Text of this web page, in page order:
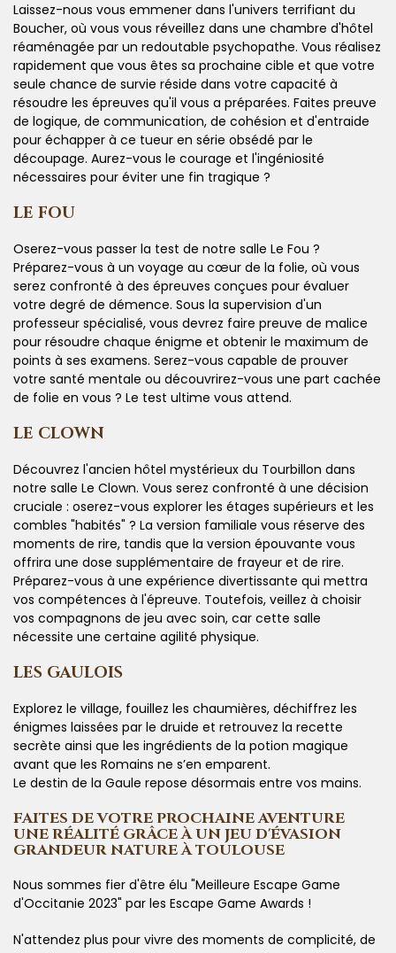
Laissez-nous vous emmener dans l'univers terrifiant du
Boucher, où vous vous réveillez dans une chambre d'hôtel
réaménagée par un redoutable psychopathe. Vous réalisez
rapidement que vous êtes sa prochaine cible et que votre
seule chance de survie réside dans votre capacité à
résoudre les épreuves qu'il vous a préparées. Faites preuve
de logique, de communication, de cohésion et d'entraide
pour échapper à ce tueur en série obsédé par le
découpage. Aurez-vous le courage et l'ingéniosité
nécessaires pour éviter une fin tragique ?
LE FOU
Oserez-vous passer la test de notre salle Le Fou ?
Préparez-vous à un voyage au cœur de la folie, où vous
serez confronté à des épreuves conçues pour évaluer
votre degré de démence. Sous la supervision d'un
professeur spécialisé, vous devrez faire preuve de malice
pour résoudre chaque énigme et obtenir le maximum de
points à ses examens. Serez-vous capable de prouver
votre santé mentale ou découvrirez-vous une part cachée
de folie en vous ? Le test ultime vous attend.
LE CLOWN
Découvrez l'ancien hôtel mystérieux du Tourbillon dans
notre salle Le Clown. Vous serez confronté à une décision
cruciale : oserez-vous explorer les étages supérieurs et les
combles "habités" ? La version familiale vous réserve des
moments de rire, tandis que la version épouvante vous
offrira une dose supplémentaire de frayeur et de rire.
Préparez-vous à une expérience divertissante qui mettra
vos compétences à l'épreuve. Toutefois, veillez à choisir
vos compagnons de jeu avec soin, car cette salle
nécessite une certaine agilité physique.
LES GAULOIS
Explorez le village, fouillez les chaumières, déchiffrez les
énigmes laissées par le druide et retrouvez la recette
secrète ainsi que les ingrédients de la potion magique
avant que les Romains ne s’en emparent.
Le destin de la Gaule repose désormais entre vos mains.
FAITES DE VOTRE PROCHAINE AVENTURE
UNE RÉALITÉ GRÂCE À UN JEU D'ÉVASION
GRANDEUR NATURE À TOULOUSE
Nous sommes fier d'être élu "Meilleure Escape Game
d'Occitanie 2023" par les Escape Game Awards !
N'attendez plus pour vivre des moments de complicité, de